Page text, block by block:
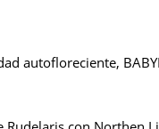
krauTHCollective
autofloreciente,